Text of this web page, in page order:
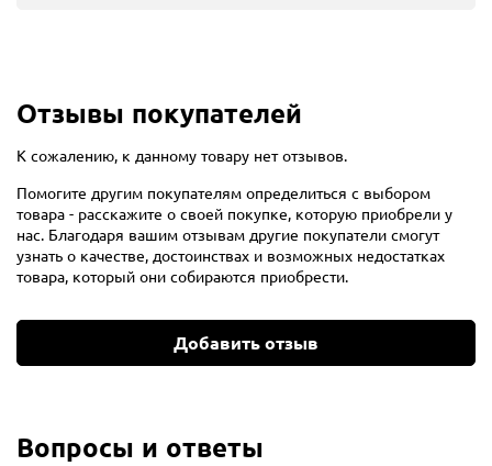
Отзывы покупателей
К сожалению, к данному товару нет отзывов.
Помогите другим покупателям определиться с выбором
товара - расскажите о своей покупке, которую приобрели у
нас. Благодаря вашим отзывам другие покупатели смогут
узнать о качестве, достоинствах и возможных недостатках
товара, который они собираются приобрести.
Добавить отзыв
Вопросы и ответы